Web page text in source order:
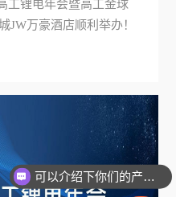
工锂电年会暨高工金球
JW万豪酒店顺利举办！
可以介绍下你们的产品么